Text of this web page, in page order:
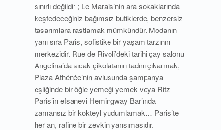
sınırlı değildir ; Le Marais’nin ara sokaklarında
keşfedeceğiniz bağımsız butiklerde, benzersiz
tasarımlara rastlamak mümkündür. Modanın
yanı sıra Paris, sofistike bir yaşam tarzının
merkezidir. Rue de Rivoli’deki tarihi çay salonu
Angelina’da sıcak çikolatanın tadını çıkarmak,
Plaza Athénée’nin avlusunda şampanya
eşliğinde bir öğle yemeği yemek veya Ritz
Paris’in efsanevi Hemingway Bar’ında
zamansız bir kokteyl yudumlamak… Paris’te
her an, rafine bir zevkin yansımasıdır.